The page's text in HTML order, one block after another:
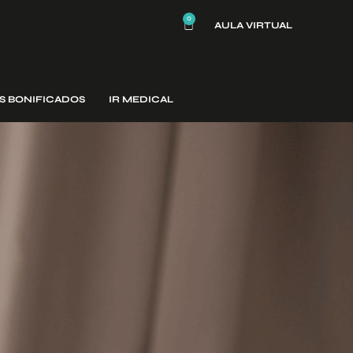
0
AULA VIRTUAL
BONIFICADOS IR MEDICAL